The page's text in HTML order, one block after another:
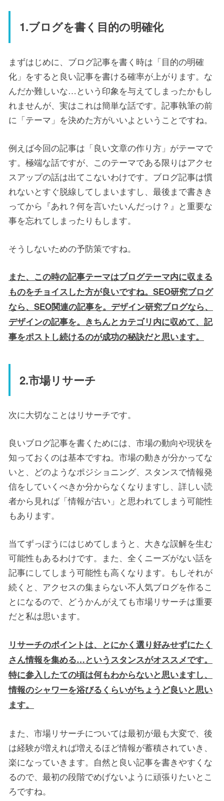
1.ブログを書く目的の明確化
まずはじめに、ブログ記事を書く時は「目的の明確
化」をすると良い記事を書ける確率が上がります。な
んだか難しいな…という印象を与えてしまったかもし
れませんが、実はこれは簡単な話です。記事執筆の前
に「テーマ」を決めた方がいいよということですね。
例えば今回の記事は「良い文章の作り方」がテーマで
す。極端な話ですが、このテーマである限りはアクセ
スアップの話は出てこないわけです。ブログ記事は慣
れないとすぐ脱線してしまいますし、最後まで書きき
ってから『あれ？何を言いたいんだっけ？』と重要な
事を忘れてしまったりもします。
そうしないための予防策ですね。
また、この時の記事テーマはブログテーマ内に収まる
ものをチョイスした方が良いですね。SEO研究ブログ
なら、SEO関連の記事を。デザイン研究ブログなら、
デザインの記事を。きちんとカテゴリ内に収めて、記
事をポストし続けるのが成功の秘訣だと思います。
2.市場リサーチ
次に大切なことはリサーチです。
良いブログ記事を書くためには、市場の動向や現状を
知っておくのは基本ですね。市場の動きが分かってな
いと、どのようなポジショニング、スタンスで情報発
信をしていくべきか分からなくなりますし、詳しい読
者から見れば「情報が古い」と思われてしまう可能性
もあります。
当てずっぽうにはじめてしまうと、大きな誤解を生む
可能性もあるわけです。また、全くニーズがない話を
記事にしてしまう可能性も高くなります。もしそれが
続くと、アクセスの集まらない不人気ブログを作るこ
とになるので、どうかんがえても市場リサーチは重要
だと私は思います。
リサーチのポイントは、とにかく選り好みせずにたく
さん情報を集める…というスタンスがオススメです。
特に参入したての頃は何もわからないと思いますし、
情報のシャワーを浴びるくらいがちょうど良いと思い
ます。
また、市場リサーチについては最初が最も大変で、後
は経験が増えれば増えるほど情報が蓄積されていき、
楽になっていきます。自然と良い記事を書きやすくな
るので、最初の段階でめげないように頑張りたいとこ
ろですね。